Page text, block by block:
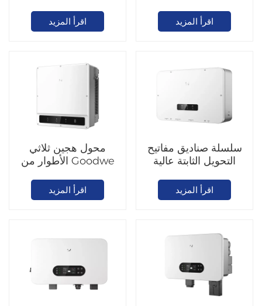
اقرأ المزيد
30 كيلوواط
اقرأ المزيد
محول هجين ثلاثي
الأطوار من Goodwe
كيلوواط
اقرأ المزيد
سلسلة صناديق مفاتيح
التحويل الثابتة عالية
اقرأ المزيد